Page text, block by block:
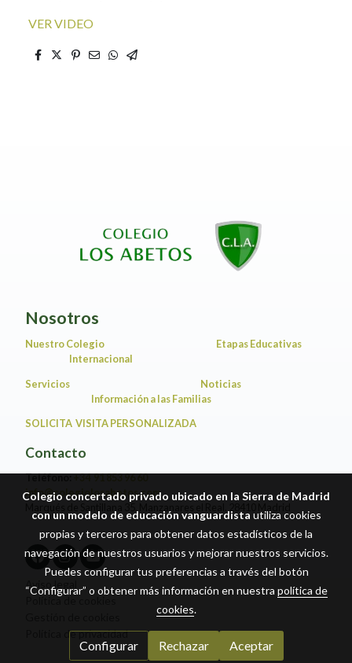
VER VIDEO
Nosotros
Nuestro Colegio
Etapas Educativas
Internacional
Servicios
Noticias
Información a las Familias
SOLICITA VISITA PERSONALIZADA
Contacto
Teléfono:+34 91 853 96 60
info@colegiolosabetos.com
Aviso legal
Política de cookies
Política de privacidad
Colegio concertado privado ubicado en la Sierra de Madrid
con un modelo de educación vanguardista utiliza cookies
propias y terceros para obtener datos estadísticos de la
navegación de nuestros usuarios y mejorar nuestros servicios.
Puedes configurar tus preferencias a través del botón
“Configurar” o obtener más información en nuestra política de
cookies.
Configurar Rechazar Aceptar